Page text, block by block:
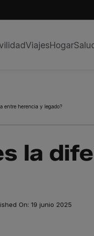
ViajesHogar
entre herencia y legado?
la
On: 19 junio 2025